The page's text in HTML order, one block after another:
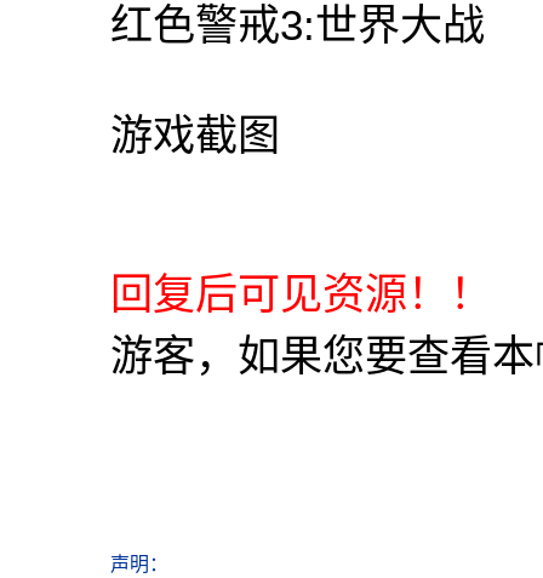
红色警戒3:世界大战
游戏截图
回复后可见资源！！
游客，如果您要查看
声明 ：